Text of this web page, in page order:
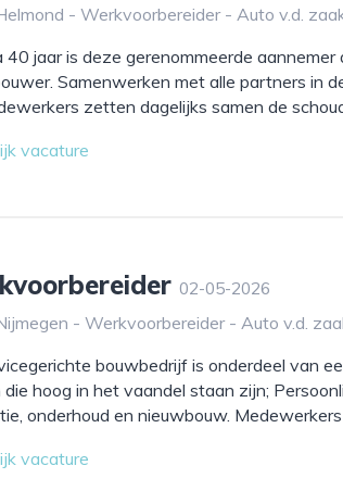
- Werkvoorbereider - Auto v.d.
40 jaar is deze gerenommeerde
Samenwerken met alle partners in
zetten dagelijks samen de
vacature
02-05-2026
- Werkvoorbereider - Auto v.d.
bouwbedrijf is onderdeel van
hoog in het vaandel staan zijn;
onderhoud en nieuwbouw. Medewerkers
vacature